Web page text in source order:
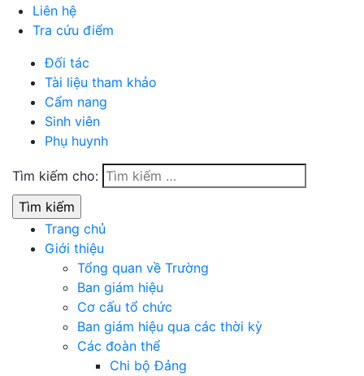
Liên hệ
Tra cứu điểm
Đối tác
Tài liệu tham khảo
Cẩm nang
Sinh viên
Phụ huynh
Tìm kiếm cho:
Trang chủ
Giới thiệu
Tổng quan về Trường
Ban giám hiệu
Cơ cấu tổ chức
Ban giám hiệu qua các thời kỳ
Các đoàn thể
Chi bộ Đảng